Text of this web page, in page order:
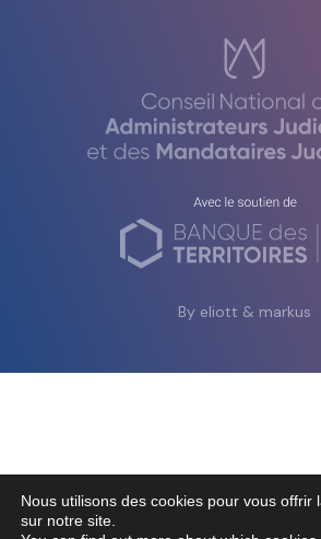
By eliott & markus
Nous utilisons des cookies pour vous offrir
sur notre site.